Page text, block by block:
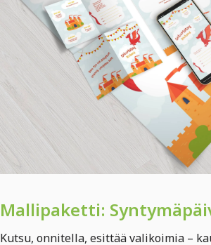
Mallipaketti:
Kutsu, onnitella, esittää valikoimia –